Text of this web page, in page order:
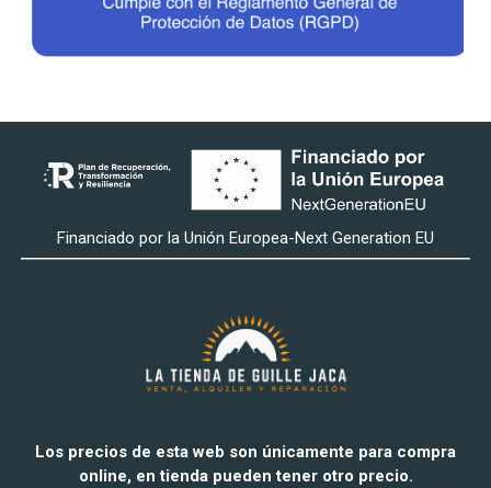
Financiado por la Unión Europea-Next Generation EU
Los precios de esta web son únicamente para compra
online, en tienda pueden tener otro precio.